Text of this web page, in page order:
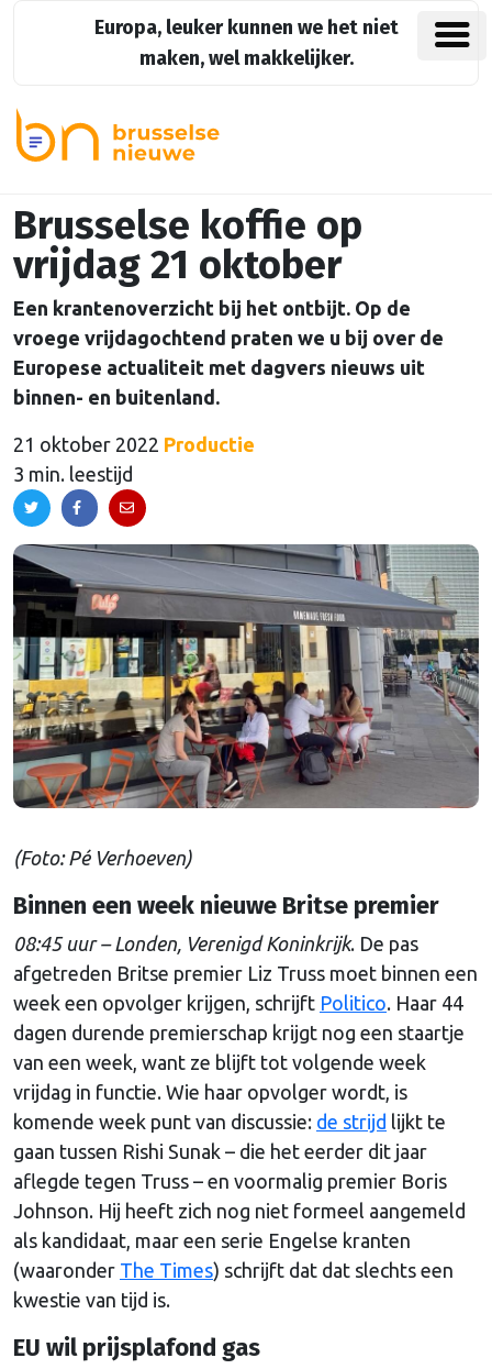
Europa, leuker kunnen we het niet
maken, wel makkelijker.
Brusselse koffie op
vrijdag 21 oktober
Een krantenoverzicht bij het ontbijt. Op de
vroege vrijdagochtend praten we u bij over de
Europese actualiteit met dagvers nieuws uit
binnen- en buitenland.
21 oktober 2022 Productie
3 min. leestijd
(Foto: Pé Verhoeven)
Binnen een week nieuwe Britse premier
08:45 uur – Londen, Verenigd Koninkrijk. De pas
afgetreden Britse premier Liz Truss moet binnen een
week een opvolger krijgen, schrijft Politico. Haar 44
dagen durende premierschap krijgt nog een staartje
van een week, want ze blijft tot volgende week
vrijdag in functie. Wie haar opvolger wordt, is
komende week punt van discussie: de strijd lijkt te
gaan tussen Rishi Sunak – die het eerder dit jaar
aflegde tegen Truss – en voormalig premier Boris
Johnson. Hij heeft zich nog niet formeel aangemeld
als kandidaat, maar een serie Engelse kranten
(waaronder The Times) schrijft dat dat slechts een
kwestie van tijd is.
EU wil prijsplafond gas